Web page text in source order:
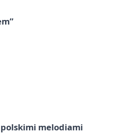
melodiami